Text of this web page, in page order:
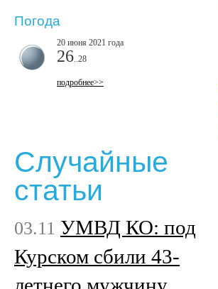
Погода
20 июня 2021 года
26 ..28
подробнее>>
Случайные
статьи
03.11 УМВД КО: под
Курском сбили 43-